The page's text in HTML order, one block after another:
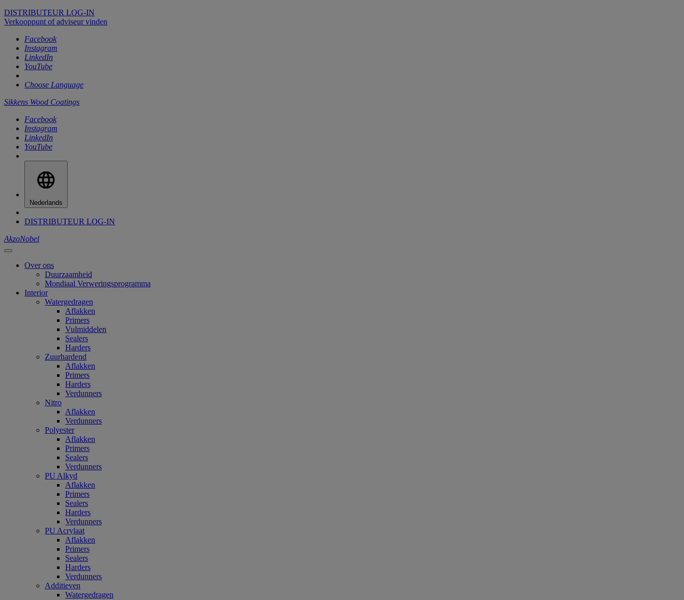
DISTRIBUTEUR LOG-IN
Verkooppunt of adviseur vinden
Facebook
Instagram
LinkedIn
YouTube
Choose Language
Sikkens Wood Coatings
Facebook
Instagram
LinkedIn
YouTube
Nederlands
DISTRIBUTEUR LOG-IN
AkzoNobel
Over ons
Duurzaamheid
Mondiaal Verweringsprogramma
Interior
Watergedragen
Aflakken
Primers
Vulmiddelen
Sealers
Harders
Zuurhardend
Aflakken
Primers
Harders
Verdunners
Nitro
Aflakken
Verdunners
Polyester
Aflakken
Primers
Sealers
Verdunners
PU Alkyd
Aflakken
Primers
Sealers
Harders
Verdunners
PU Acrylaat
Aflakken
Primers
Sealers
Harders
Verdunners
Additieven
Watergedragen